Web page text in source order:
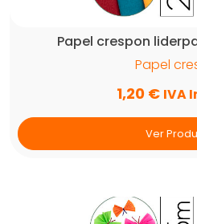
Papel crespon
Papel
1,20 € IVA
Ver